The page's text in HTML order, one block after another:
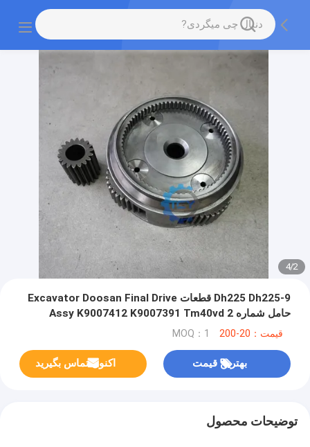
2
/
4
Dh225 Dh225-9 قطعات Excavator Doosan Final Drive
حامل شماره 2 Assy K9007412 K9007391 Tm40vd
قیمت：20-200 MOQ：1
بهترین قیمت اکنون تماس بگیرید
توضیحات محصول